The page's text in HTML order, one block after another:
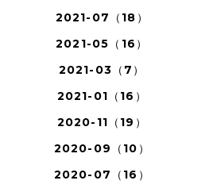
2021-07（18）
2021-05（16）
2021-03（7）
2021-01（16）
2020-11（19）
2020-09（10）
2020-07（16）